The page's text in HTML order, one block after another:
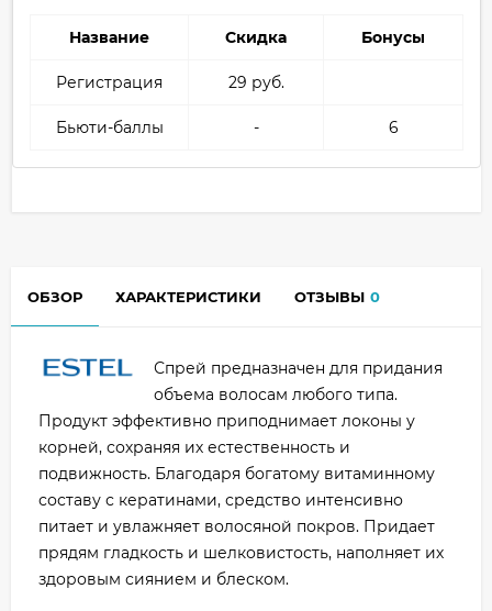
Название Скидка Бонусы
Регистрация 29 руб.
Бьюти-баллы - 6
ОБЗОР ХАРАКТЕРИСТИКИ ОТЗЫВЫ 0
Спрей предназначен для придания
объема волосам любого типа.
Продукт эффективно приподнимает локоны у
корней, сохраняя их естественность и
подвижность. Благодаря богатому витаминному
составу с кератинами, средство интенсивно
питает и увлажняет волосяной покров. Придает
прядям гладкость и шелковистость, наполняет их
здоровым сиянием и блеском.